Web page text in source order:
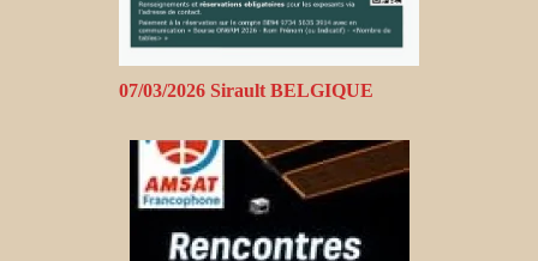
07/03/2026 Sirault BELGIQUE